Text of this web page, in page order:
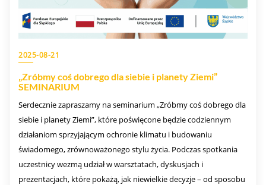
2025-08-21
„Zróbmy coś dobrego dla siebie i planety Ziemi”
SEMINARIUM
Serdecznie zapraszamy na seminarium „Zróbmy coś dobrego dla
siebie i planety Ziemi”, które poświęcone będzie codziennym
działaniom sprzyjającym ochronie klimatu i budowaniu
świadomego, zrównoważonego stylu życia. Podczas spotkania
uczestnicy wezmą udział w warsztatach, dyskusjach i
prezentacjach, które pokażą, jak niewielkie decyzje – od sposobu